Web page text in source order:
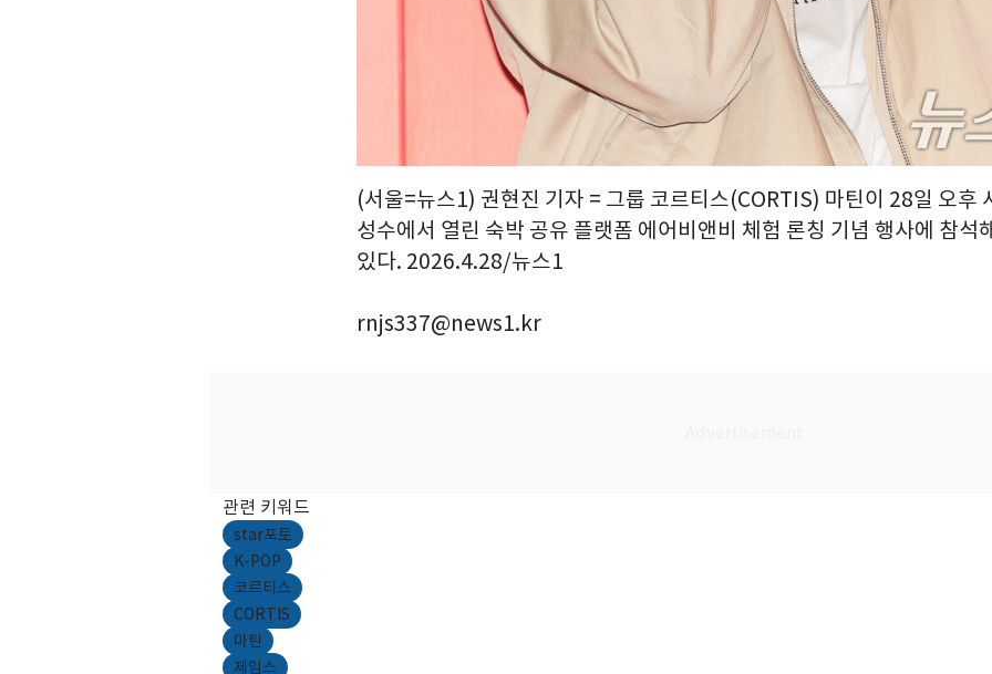
(서울=뉴스1) 권현진 기자 = 그룹 코르티스(CORTIS) 마틴이 28일 오후
성수에서 열린 숙박 공유 플랫폼 에어비앤비 체험 론칭 기념 행사에 참석
있다. 2026.4.28/뉴스1
rnjs337@news1.kr
관련 키워드
star포토
K-POP
코르티스
CORTIS
마틴
제임스